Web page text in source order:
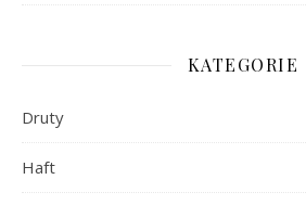
KATEGORIE
Druty
Haft